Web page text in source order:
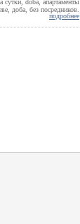
подробнее